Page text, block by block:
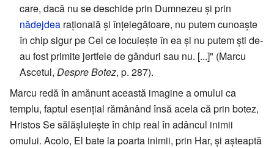
care, dacă nu se deschide prin Dumnezeu și prin
nădejdea rațională și înțelegătoare, nu putem cunoaște
în chip sigur pe Cel ce locuiește în ea și nu putem ști de-
au fost primite jertfele de gânduri sau nu. [...]" (Marcu
Ascetul, Despre Botez, p. 287).
Marcu redă în amănunt această imagine a omului ca
templu, faptul esențial rămânând însă acela că prin botez,
Hristos Se sălășluiește în chip real în adâncul inimii
omului. Acolo, El bate la poarta inimii, prin Har, și așteaptă